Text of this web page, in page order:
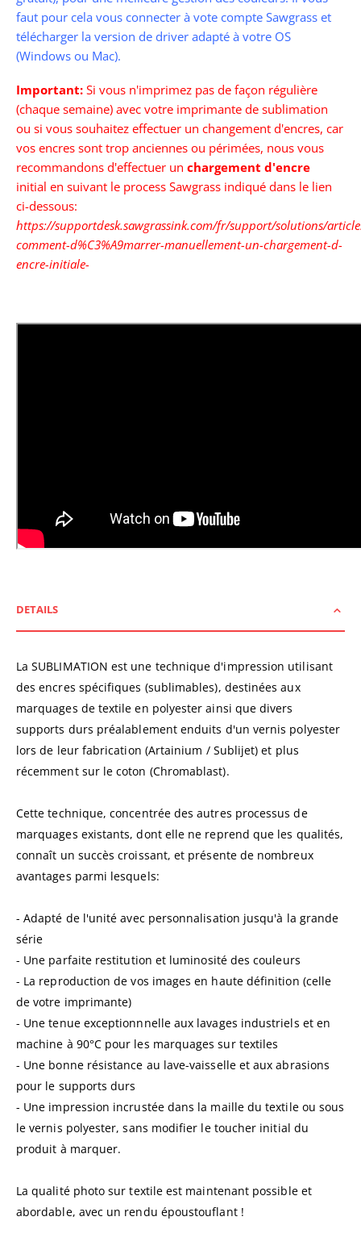
faut pour cela vous connecter à vote compte Sawgrass et
télécharger la version de driver adapté à votre OS
(Windows ou Mac).
Important: Si vous n'imprimez pas de façon régulière
(chaque semaine) avec votre imprimante de sublimation
ou si vous souhaitez effectuer un changement d'encres, car
vos encres sont trop anciennes ou périmées, nous vous
recommandons d'effectuer un chargement d'encre
initial en suivant le process Sawgrass indiqué dans le lien
ci-dessous:
https://supportdesk.sawgrassink.com/fr/support/solutions/
comment-d%C3%A9marrer-manuellement-un-chargement-d-
encre-initiale-
DETAILS
La SUBLIMATION est une technique d'impression utilisant
des encres spécifiques (sublimables), destinées aux
marquages de textile en polyester ainsi que divers
supports durs préalablement enduits d'un vernis polyester
lors de leur fabrication (Artainium / Sublijet) et plus
récemment sur le coton (Chromablast).
Cette technique, concentrée des autres processus de
marquages existants, dont elle ne reprend que les qualités,
connaît un succès croissant, et présente de nombreux
avantages parmi lesquels:
- Adapté de l'unité avec personnalisation jusqu'à la grande
série
- Une parfaite restitution et luminosité des couleurs
- La reproduction de vos images en haute définition (celle
de votre imprimante)
- Une tenue exceptionnnelle aux lavages industriels et en
machine à 90°C pour les marquages sur textiles
- Une bonne résistance au lave-vaisselle et aux abrasions
pour le supports durs
- Une impression incrustée dans la maille du textile ou sous
le vernis polyester, sans modifier le toucher initial du
produit à marquer.
La qualité photo sur textile est maintenant possible et
abordable, avec un rendu époustouflant !